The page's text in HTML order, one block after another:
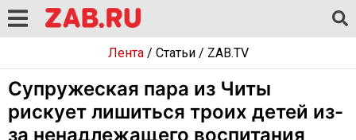
Лента/ Статьи/ ZAB.TV
Супружеская пара из Читы
рискует лишиться троих детей из-
за ненадлежащего воспитания